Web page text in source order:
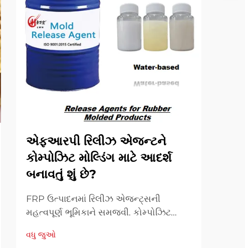
એફઆરપી રિલીઝ એજન્ટને
કોમ્પોઝિટ મોલ્ડિંગ માટે આદર્શ
બનાવતું શું છે?
FRP ઉત્પાદનમાં રિલીઝ એજન્ટ્સની
મહત્વપૂર્ણ ભૂમિકાને સમજવી. કોમ્પોઝિટ
મોલ્ડિંગ કામગીરીની સફળતા સુનિશ્ચિત કરવામાં
વધુ જુઓ